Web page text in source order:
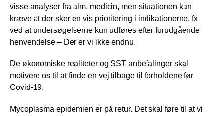
visse analyser fra alm. medicin, men situationen kan
kræve at der sker en vis prioritering i indikationerne, fx
ved at undersøgelserne kun udføres efter forudgående
henvendelse – Der er vi ikke endnu.
De økonomiske realiteter og SST anbefalinger skal
motivere os til at finde en vej tilbage til forholdene før
Covid-19.
Mycoplasma epidemien er på retur. Det skal føre til at vi